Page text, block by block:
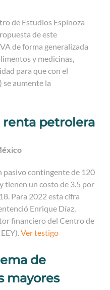
de Estudios Espinoza
de este
de forma generalizada
y medicinas,
para que con el
se aumente la
petrolera
pasivo contingente de 120
tienen un costo de 3.5 por
Para 2022 esta cifra
Enrique Díaz,
financiero del Centro de
Ver testigo
de
mayores